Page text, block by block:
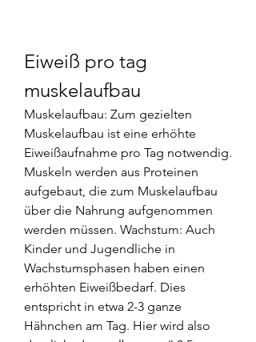
Eiweiß pro tag
muskelaufbau
Muskelaufbau: Zum gezielten
Muskelaufbau ist eine erhöhte
Eiweißaufnahme pro Tag notwendig.
Muskeln werden aus Proteinen
aufgebaut, die zum Muskelaufbau
über die Nahrung aufgenommen
werden müssen. Wachstum: Auch
Kinder und Jugendliche in
Wachstumsphasen haben einen
erhöhten Eiweißbedarf. Dies
entspricht in etwa 2-3 ganze
Hähnchen am Tag. Hier wird also